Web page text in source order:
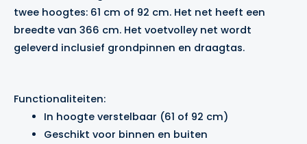
twee hoogtes: 61 cm of 92 cm. Het net heeft een
breedte van 366 cm. Het voetvolley net wordt
geleverd inclusief grondpinnen en draagtas.
Functionaliteiten:
In hoogte verstelbaar (61 of 92 cm)
Geschikt voor binnen en buiten